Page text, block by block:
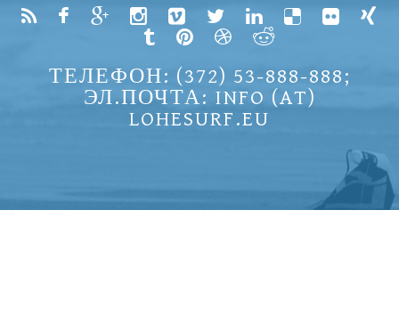
ТЕЛЕФОН: (372) 53-888-888;
ЭЛ.ПОЧТА: INFO (AT)
LOHESURF.EU